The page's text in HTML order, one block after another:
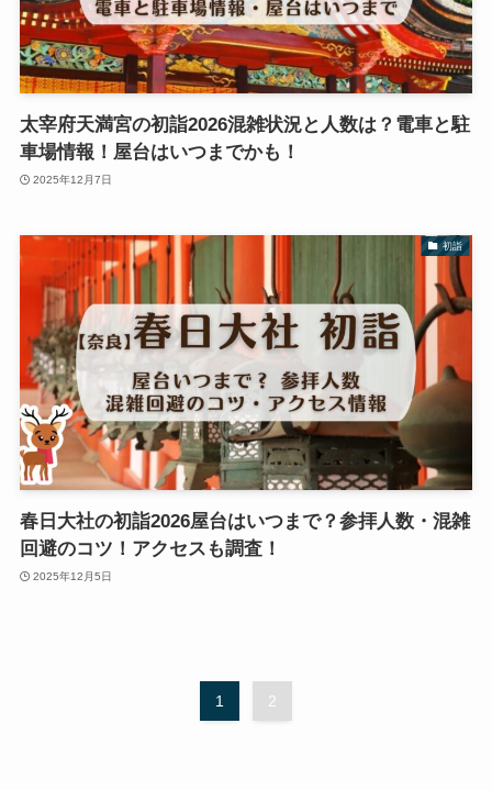
太宰府天満宮の初詣2026混雑状況と人数は？電車と駐
車場情報！屋台はいつまでかも！
2025年12月7日
初詣
春日大社の初詣2026屋台はいつまで？参拝人数・混雑
回避のコツ！アクセスも調査！
2025年12月5日
1 2